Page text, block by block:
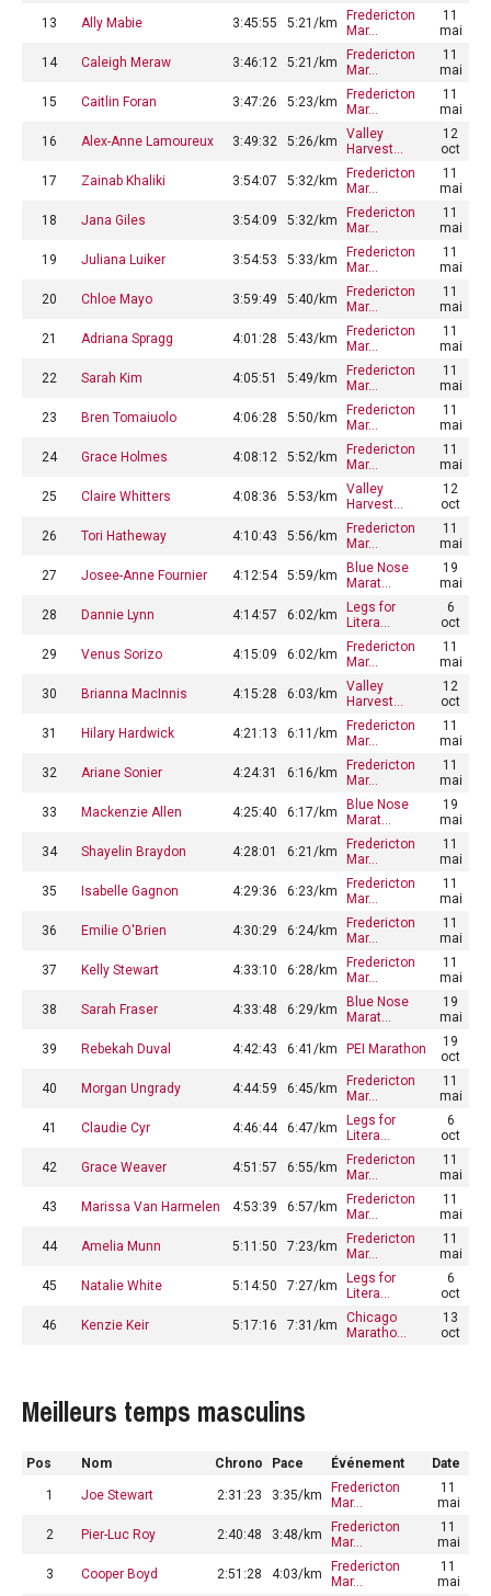
13 Ally Mabie 3:45:55 5:21/km
Fredericton
Mar…
11
mai
14 Caleigh Meraw 3:46:12 5:21/km
Fredericton
Mar…
11
mai
15 Caitlin Foran 3:47:26 5:23/km
Fredericton
Mar…
11
mai
16 Alex-Anne Lamoureux 3:49:32 5:26/km
Valley
Harvest…
12
oct
17 Zainab Khaliki 3:54:07 5:32/km
Fredericton
Mar…
11
mai
18 Jana Giles 3:54:09 5:32/km
Fredericton
Mar…
11
mai
19 Juliana Luiker 3:54:53 5:33/km
Fredericton
Mar…
11
mai
20 Chloe Mayo 3:59:49 5:40/km
Fredericton
Mar…
11
mai
21 Adriana Spragg 4:01:28 5:43/km
Fredericton
Mar…
11
mai
22 Sarah Kim 4:05:51 5:49/km
Fredericton
Mar…
11
mai
23 Bren Tomaiuolo 4:06:28 5:50/km
Fredericton
Mar…
11
mai
24 Grace Holmes 4:08:12 5:52/km
Fredericton
Mar…
11
mai
25 Claire Whitters 4:08:36 5:53/km
Valley
Harvest…
12
oct
26 Tori Hatheway 4:10:43 5:56/km
Fredericton
Mar…
11
mai
27 Josee-Anne Fournier 4:12:54 5:59/km
Blue Nose
Marat…
19
mai
28 Dannie Lynn 4:14:57 6:02/km
Legs for
Litera…
6
oct
29 Venus Sorizo 4:15:09 6:02/km
Fredericton
Mar…
11
mai
30 Brianna MacInnis 4:15:28 6:03/km
Valley
Harvest…
12
oct
31 Hilary Hardwick 4:21:13 6:11/km
Fredericton
Mar…
11
mai
32 Ariane Sonier 4:24:31 6:16/km
Fredericton
Mar…
11
mai
33 Mackenzie Allen 4:25:40 6:17/km
Blue Nose
Marat…
19
mai
34 Shayelin Braydon 4:28:01 6:21/km
Fredericton
Mar…
11
mai
35 Isabelle Gagnon 4:29:36 6:23/km
Fredericton
Mar…
11
mai
36 Emilie O'Brien 4:30:29 6:24/km
Fredericton
Mar…
11
mai
37 Kelly Stewart 4:33:10 6:28/km
Fredericton
Mar…
11
mai
38 Sarah Fraser 4:33:48 6:29/km
Blue Nose
Marat…
19
mai
39 Rebekah Duval 4:42:43 6:41/km PEI Marathon
19
oct
40 Morgan Ungrady 4:44:59 6:45/km
Fredericton
Mar…
11
mai
41 Claudie Cyr 4:46:44 6:47/km
Legs for
Litera…
6
oct
42 Grace Weaver 4:51:57 6:55/km
Fredericton
Mar…
11
mai
43 Marissa Van Harmelen 4:53:39 6:57/km
Fredericton
Mar…
11
mai
44 Amelia Munn 5:11:50 7:23/km
Fredericton
Mar…
11
mai
45 Natalie White 5:14:50 7:27/km
Legs for
Litera…
6
oct
46 Kenzie Keir 5:17:16 7:31/km
Chicago
Maratho…
13
oct
Meilleurs temps masculins
Pos Nom Chrono Pace Événement Date
1 Joe Stewart 2:31:23 3:35/km
Fredericton
Mar…
11
mai
2 Pier-Luc Roy 2:40:48 3:48/km
Fredericton
Mar…
11
mai
3 Cooper Boyd 2:51:28 4:03/km
Fredericton
Mar…
11
mai